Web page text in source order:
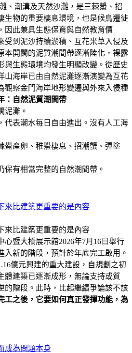
、潮溝及天然沙灘，是三棘鱟、招
生物的重要棲息環境，也是候鳥遷徙
因此兼具生態保育與自然教育價
到泥沙持續淤積、互花米草入侵及
本開闊的泥質潮間帶逐漸陸化，裸露
與生態環境均發生明顯改變。從歷史
山海岸已由自然泥灘逐漸演變為互花
觀察金門海岸地形變遷與外來入侵種
：自然泥質潮間帶
泥灘。
代表潮水每日自由進出。沒有人工海
鱟產卵、稚鱟棲息、招潮蟹、彈塗
保有相當完整的自然潮間帶。
來比建築更重要的是內容
來比建築更重要的是內容
暨大橋展示館2026年7月16日舉行
入新的階段，預計於年底完工啟用。
億元興建的重大建設，自規劃之初
體建築已逐漸成形，無論支持或質
的階段。此時，比起繼續爭論該不該
工之後，它要如何真正發揮功能，為
成為問題本身